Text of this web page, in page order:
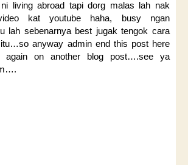
living abroad tapi dorg malas lah nak
kat youtube haha, busy ngan
lah sebenarnya best jugak tengok cara
anyway admin end this post here
on another blog post….see ya